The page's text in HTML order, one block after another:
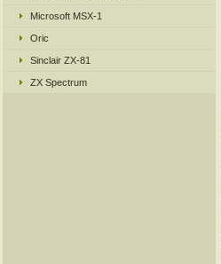
Microsoft MSX-1
Oric
Sinclair ZX-81
ZX Spectrum